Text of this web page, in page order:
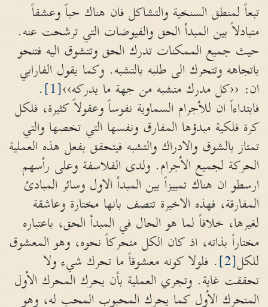
تبعاً لمنطق السنخية والتشاكل فان هناك حباً وعشقاً
متبادلاً بين المبدأ الحق والفيوضات التي ترشحت عنه.
حيث جميع الممكنات تدرك الحق وتتشوق اليه فتنحو
باتجاهه وتتحرك الى طلبه بالتشبه. وكما يقول الفارابي
ان: ‹‹كل مدرك متشبه من جهة ما يدركه››[1]
.
فابتداءاً ان للأجرام السماوية نفوساً وعقولاً كثيرة، فلكل
كرة فلكية مبدؤها المفارق ونفسها التي تخصها والتي
تمتاز بالشوق والادراك والتشبه فيتحقق بفعل هذه العملية
الحركة لجميع الأجرام. ولدى الفلاسفة وعلى رأسهم
ارسطو ان هناك تمييزاً بين المبدأ الاول وسائر المبادئ
المفارقة، فهذه الاخيرة تتصف بانها مختارة وعاشقة
لغيرها، خلافاً لما هو الحال في المبدأ الحق، باعتباره
مختاراً بذاته، اذ كان الكل متحركاً نحوه، وهو المعشوق
للكل[2]
. فلولا كونه معشوقاً ما تحرك شيء ولا
تحققت غاية. وتجري العملية بأن يحرك المحرك الأول
المتحرك الأول كما يحرك المحبوب المحب له، وهو